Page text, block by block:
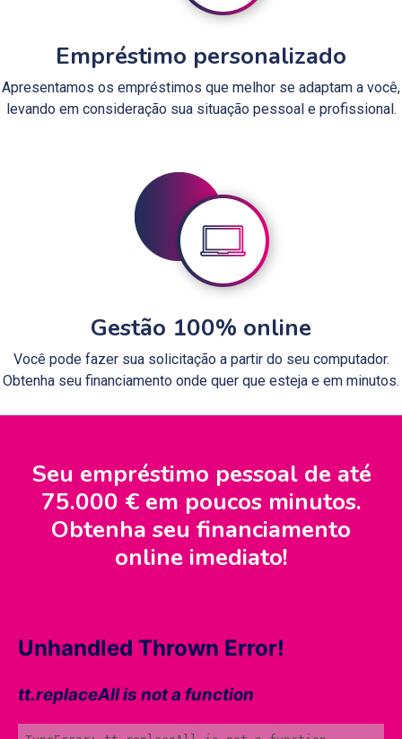
Empréstimo personalizado
Apresentamos os empréstimos que melhor se adaptam a você,
levando em consideração sua situação pessoal e profissional.
Gestão 100% online
Você pode fazer sua solicitação a partir do seu computador.
Obtenha seu financiamento onde quer que esteja e em minutos.
Seu empréstimo pessoal de até
75.000 € em poucos minutos.
Obtenha seu financiamento
online imediato!